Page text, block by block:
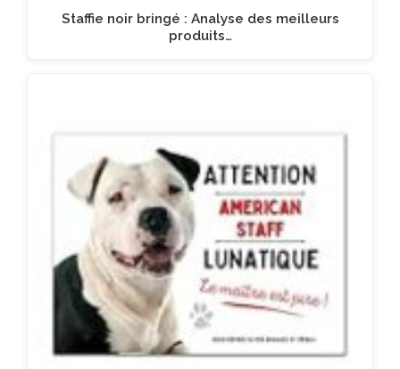
Staffie noir bringé : Analyse des meilleurs
produits…